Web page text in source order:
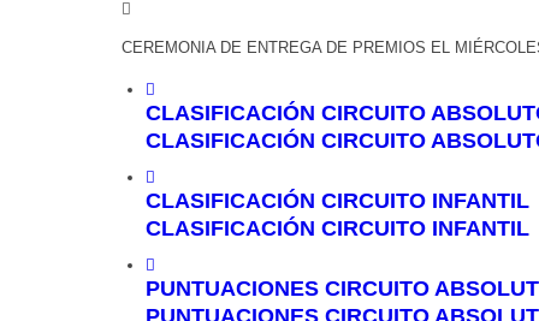
CEREMONIA DE ENTREGA DE PREMIOS EL
CLASIFICACIÓN CIRCUITO
CLASIFICACIÓN CIRCUITO
CLASIFICACIÓN CIRCUITO INFANTIL
CLASIFICACIÓN CIRCUITO INFANTIL
PUNTUACIONES CIRCUITO
PUNTUACIONES CIRCUITO